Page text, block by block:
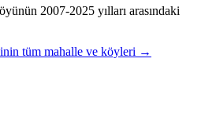
2007-2025 yılları arasındaki
tüm mahalle ve köyleri →